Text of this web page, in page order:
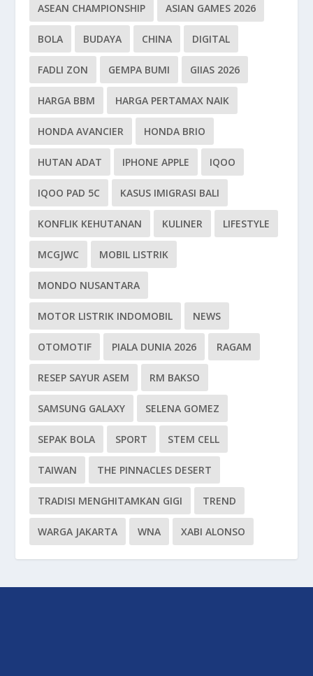
ASEAN CHAMPIONSHIP ASIAN GAMES 2026
BOLA BUDAYA CHINA DIGITAL
FADLI ZON GEMPA BUMI GIIAS 2026
HARGA BBM HARGA PERTAMAX NAIK
HONDA AVANCIER HONDA BRIO
HUTAN ADAT IPHONE APPLE IQOO
IQOO PAD 5C KASUS IMIGRASI BALI
KONFLIK KEHUTANAN KULINER LIFESTYLE
MCGJWC MOBIL LISTRIK
MONDO NUSANTARA
MOTOR LISTRIK INDOMOBIL NEWS
OTOMOTIF PIALA DUNIA 2026 RAGAM
RESEP SAYUR ASEM RM BAKSO
SAMSUNG GALAXY SELENA GOMEZ
SEPAK BOLA SPORT STEM CELL
TAIWAN THE PINNACLES DESERT
TRADISI MENGHITAMKAN GIGI TREND
WARGA JAKARTA WNA XABI ALONSO